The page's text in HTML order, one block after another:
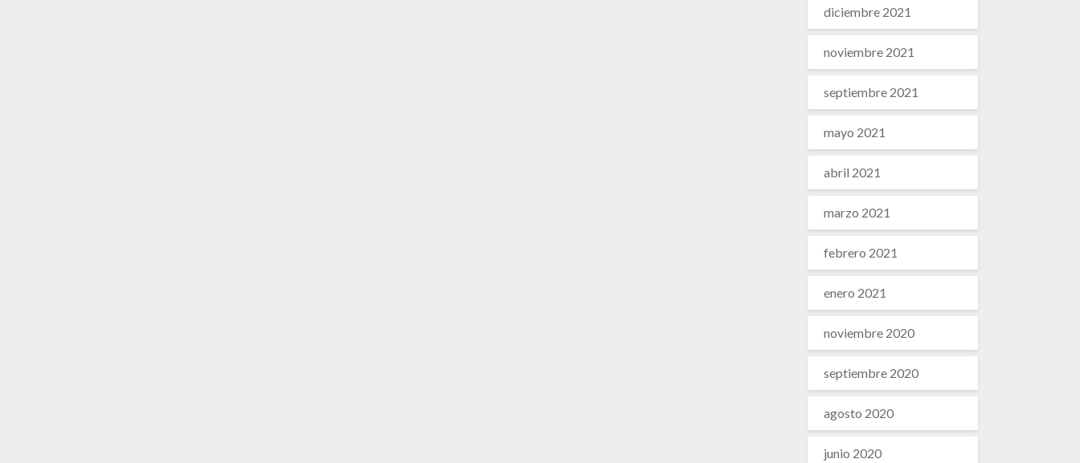
diciembre 2021
noviembre 2021
septiembre 2021
mayo 2021
abril 2021
marzo 2021
febrero 2021
enero 2021
noviembre 2020
septiembre 2020
agosto 2020
junio 2020